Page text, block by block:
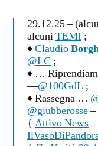
29.12.25 –
alcuniTEMI ;
♦Claudio
@LC ;
♦ …
—@100GdL ;
♦ Rassegna …
@giubberosse–
{ Attivo News–